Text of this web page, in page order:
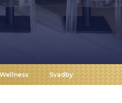
Svadby